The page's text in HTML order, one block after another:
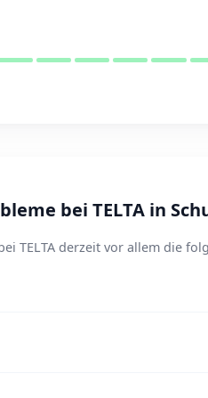
bei TELTA in
TELTA derzeit vor allem die